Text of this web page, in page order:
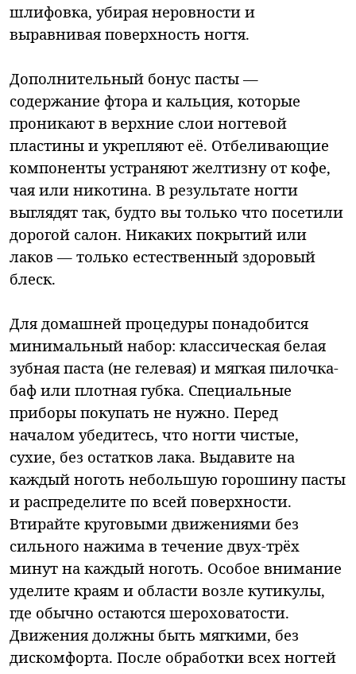
шлифовка, убирая неровности и
выравнивая поверхность ногтя.
Дополнительный бонус пасты —
содержание фтора и кальция, которые
проникают в верхние слои ногтевой
пластины и укрепляют её. Отбеливающие
компоненты устраняют желтизну от кофе,
чая или никотина. В результате ногти
выглядят так, будто вы только что посетили
дорогой салон. Никаких покрытий или
лаков — только естественный здоровый
блеск.
Для домашней процедуры понадобится
минимальный набор: классическая белая
зубная паста (не гелевая) и мягкая пилочка-
баф или плотная губка. Специальные
приборы покупать не нужно. Перед
началом убедитесь, что ногти чистые,
сухие, без остатков лака. Выдавите на
каждый ноготь небольшую горошину пасты
и распределите по всей поверхности.
Втирайте круговыми движениями без
сильного нажима в течение двух-трёх
минут на каждый ноготь. Особое внимание
уделите краям и области возле кутикулы,
где обычно остаются шероховатости.
Движения должны быть мягкими, без
дискомфорта. После обработки всех ногтей